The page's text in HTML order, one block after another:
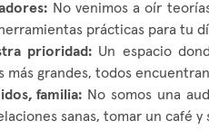
No venimos a oír
prácticas para tu
prioridad: Un espacio
más grandes, todos
familia: No somos una
sanas, tomar un café